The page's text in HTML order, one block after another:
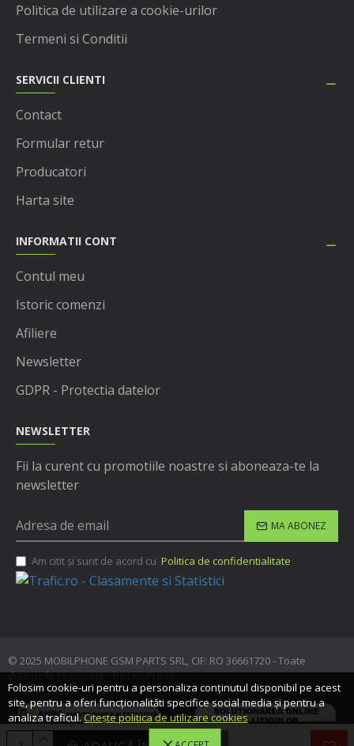
Politica de utilizare a cookie-urilor
Termeni si Conditii
SERVICII CLIENTI
Contact
Formular retur
Producatori
Harta site
INFORMATII CONT
Contul meu
Istoric comenzi
Afiliere
Newsletter
GDPR - Protectia datelor
NEWSLETTER
Fii la curent cu promotiile noastre si aboneaza-te la
newsletter
MA ABONEZ
Am citit şi sunt de acord cu Politica de confidentialitate
© 2025 MOBILPHONE GSM PARTS SRL, CIF: RO 36661720 - Toate
drepturile rezervate - by DevPro.ro
Folosim cookie-uri pentru a personaliza conținutul disponibil pe acest
site, pentru a oferi funcționalităti specifice social media și pentru a
analiza traficul.Citește politica de utilizare cookies